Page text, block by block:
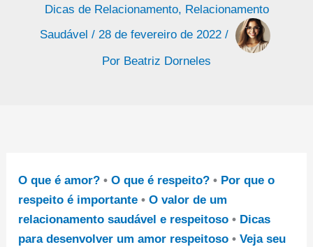
Dicas de Relacionamento, Relacionamento
Saudável / 28 de fevereiro de 2022 /
Por Beatriz Dorneles
O que é amor? •O que é respeito? • Por que o
respeito é importante •O valor de um
relacionamento saudável e respeitoso • Dicas
para desenvolver um amor respeitoso •Veja seu